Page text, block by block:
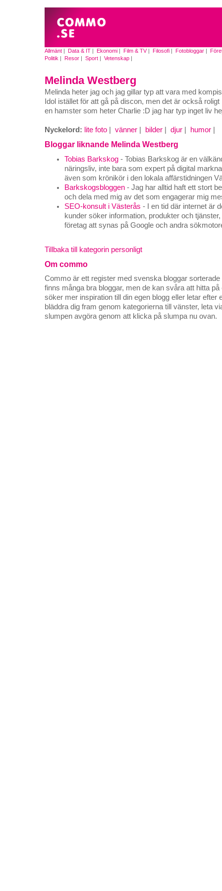
Allmänt | Data & IT | Ekonomi | Film & TV| Filosofi | Fotobloggar |
Politik | Resor | Sport | Vetenskap |
Melinda Westberg
Melinda heter jag och jag gillar typ att vara med
Idol istället för att gå på discon, men det är också
en hamster som heter Charlie :D jag har typ inget liv
Nyckelord: lite foto vänner bilder djur humor
Bloggar liknande Melinda Westberg
Tobias Barkskog - Tobias Barkskog är en
näringsliv, inte bara som expert på digital
även som krönikör i den lokala affärstidningen
Barkskogsbloggen - Jag har alltid haft ett stort
och dela med mig av det som engagerar mig
SEO-konsult i Västerås - I en tid där internet är
kunder söker information, produkter och
företag att synas på Google och andra
Tillbaka till kategorin personligt
Om commo
Commo är ett register med svenska bloggar sorterade
finns många bra bloggar, men de kan svåra att hitta
söker mer inspiration till din egen blogg eller letar efter
bläddra dig fram genom kategorierna till vänster, leta
slumpen avgöra genom att klicka på slumpa nu ovan.